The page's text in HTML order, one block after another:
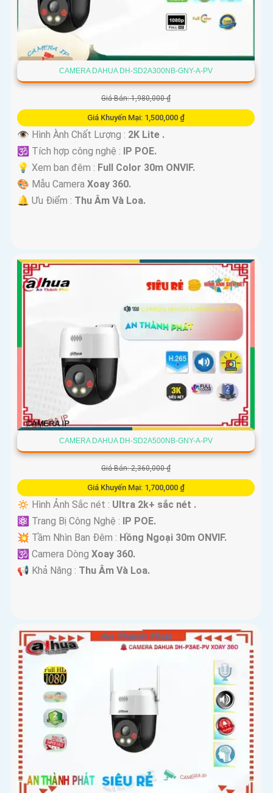
CAMERA DAHUA DH-SD2A300NB-GNY-A-PV
Giá Bán: 1,980,000 ₫
Giá Khuyến Mại: 1,500,000 ₫
👁 Hình Ành Chất Lượng : 2K Lite .
🕉️ Tích hợp công nghệ :
IP POE.
💡 Xem ban đêm : Full Color 30m ONVIF.
🎨 Mẫu Camera Xoay 360.
️🔔 Ưu Điểm : Thu Âm Và Loa.
CAMERA DAHUA DH-SD2A500NB-GNY-A-PV
Giá Bán: 2,360,000 ₫
Giá Khuyến Mại: 1,700,000 ₫
🔅 Hình Ảnh Sắc nét : Ultra 2k+ sắc nét .
⚛️ Trang Bị Công Nghệ :
IP POE.
💥 Tầm Nhìn Ban Đêm : Hồng Ngoại 30m ONVIF.
🕉️ Camera Dòng Xoay 360.
️📢 Khả Năng : Thu Âm Và Loa.